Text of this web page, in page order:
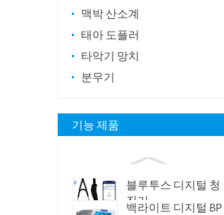
맥박 산소계
태아 도플러
타악기 망치
분무기
기능 제품
블루투스 디지털 청
진기
백라이트 디지털 BP